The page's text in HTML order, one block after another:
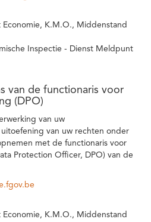
K.M.O., Middenstand
Inspectie - Dienst Meldpunt
van de functionaris voor
(DPO)
van uw
van uw rechten onder
met de functionaris voor
Protection Officer, DPO) van de
K.M.O., Middenstand